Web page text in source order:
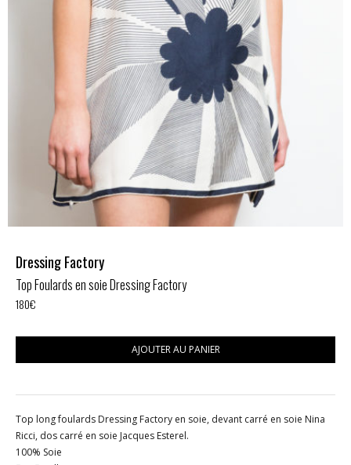
Dressing Factory
Top Foulards en soie Dressing Factory
180€
AJOUTER AU PANIER
Top long foulards Dressing Factory en soie, devant carré en soie Nina
Ricci, dos carré en soie Jacques Esterel.
100% Soie